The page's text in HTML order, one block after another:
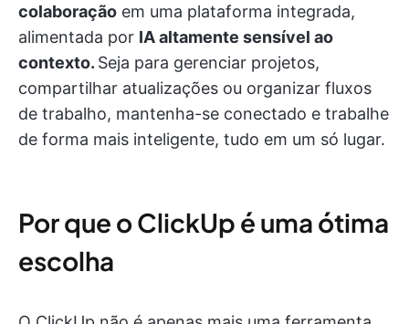
colaboração em uma plataforma integrada,
alimentada por IA altamente sensível ao
contexto. Seja para gerenciar projetos,
compartilhar atualizações ou organizar fluxos
de trabalho, mantenha-se conectado e trabalhe
de forma mais inteligente, tudo em um só lugar.
Por que o ClickUp é uma ótima
escolha